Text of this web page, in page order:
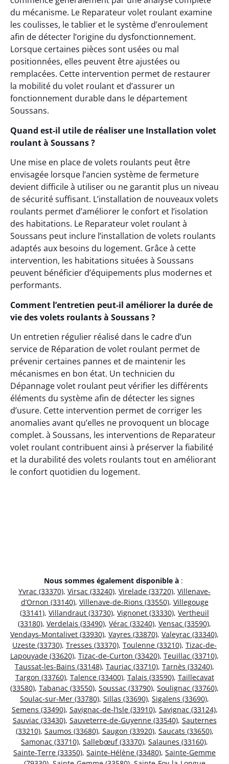
du mécanisme. Le Reparateur volet roulant examine
les coulisses, le tablier et le système d’enroulement
afin de détecter l’origine du dysfonctionnement.
Lorsque certaines pièces sont usées ou mal
positionnées, elles peuvent être ajustées ou
remplacées. Cette intervention permet de restaurer
la mobilité du volet roulant et d’assurer un
fonctionnement durable dans le département
Soussans.
Quand est-il utile de réaliser une Installation volet
roulant à Soussans ?
Une mise en place de volets roulants peut être
envisagée lorsque l’ancien système de fermeture
devient difficile à utiliser ou ne garantit plus un niveau
de sécurité suffisant. L’installation de nouveaux volets
roulants permet d’améliorer le confort et l’isolation
des habitations. Le Reparateur volet roulant à
Soussans peut inclure l’installation de volets roulants
adaptés aux besoins du logement. Grâce à cette
intervention, les habitations situées à Soussans
peuvent bénéficier d’équipements plus modernes et
performants.
Comment l’entretien peut-il améliorer la durée de
vie des volets roulants à Soussans ?
Un entretien régulier réalisé dans le cadre d’un
service de Réparation de volet roulant permet de
prévenir certaines pannes et de maintenir les
mécanismes en bon état. Un technicien du
Dépannage volet roulant peut vérifier les différents
éléments du système afin de détecter les signes
d’usure. Cette intervention permet de corriger les
anomalies avant qu’elles ne provoquent un blocage
complet. à Soussans, les interventions de Reparateur
volet roulant contribuent ainsi à préserver la fiabilité
et la durabilité des volets roulants tout en améliorant
le confort quotidien du logement.
Nous sommes également disponible à :
Yvrac (33370), Virsac (33240), Virelade (33720), Villenave-
d’Ornon (33140), Villenave-de-Rions (33550), Villegouge
(33141), Villandraut (33730), Vignonet (33330), Vertheuil
(33180), Verdelais (33490), Vérac (33240), Vensac (33590),
Vendays-Montalivet (33930), Vayres (33870), Valeyrac (33340),
Uzeste (33730), Tresses (33370), Toulenne (33210), Tizac-de-
Lapouyade (33620), Tizac-de-Curton (33420), Teuillac (33710),
Taussat-les-Bains (33148), Tauriac (33710), Tarnès (33240),
Targon (33760), Talence (33400), Talais (33590), Taillecavat
(33580), Tabanac (33550), Soussac (33790), Soulignac (33760),
Soulac-sur-Mer (33780), Sillas (33690), Sigalens (33690),
Semens (33490), Savignac-de-l’Isle (33910), Savignac (33124),
Sauviac (33430), Sauveterre-de-Guyenne (33540), Sauternes
(33210), Saumos (33680), Saugon (33920), Saucats (33650),
Samonac (33710), Sallebœuf (33370), Salaunes (33160),
Sainte-Terre (33350), Sainte-Hélène (33480), Sainte-Gemme